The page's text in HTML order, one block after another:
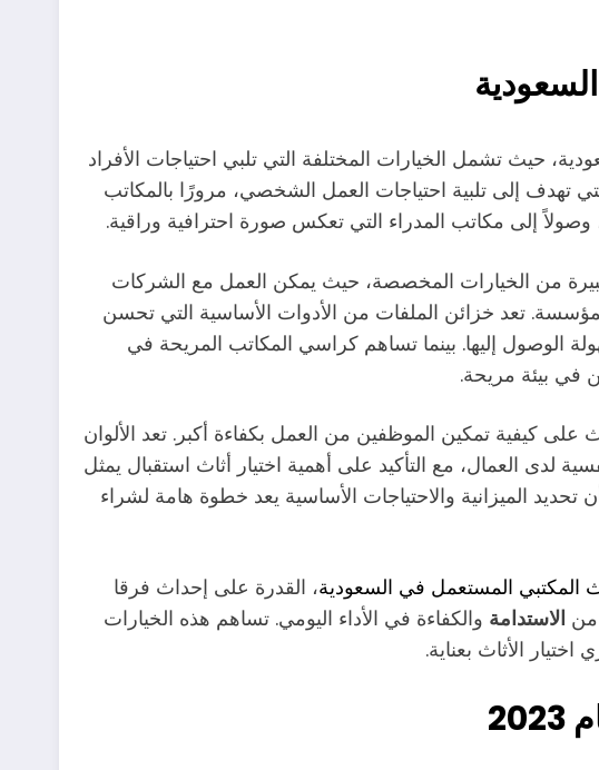
حيث تشمل الخيارات المختلفة التي تلبي احتياجات الأفراد
تهدف إلى تلبية احتياجات العمل الشخصي، مرورًا بالمكاتب
إلى مكاتب المدراء التي تعكس صورة احترافية وراقية.
من الخيارات المخصصة، حيث يمكن العمل مع الشركات
تعد خزائن الملفات من الأدوات الأساسية التي تحسن
الوصول إليها. بينما تساهم كراسي المكاتب المريحة في
في بيئة مريحة.
كيفية تمكين الموظفين من العمل بكفاءة أكبر. تعد الألوان
لدى العمال، مع التأكيد على أهمية اختيار أثاث استقبال يمثل
تحديد الميزانية والاحتياجات الأساسية يعد خطوة هامة لشراء
المكتبي المستعمل في السعودية، القدرة على إحداث فرقا
من الاستدامة والكفاءة في الأداء اليومي. تساهم هذه الخيارات
الأثاث بعناية.